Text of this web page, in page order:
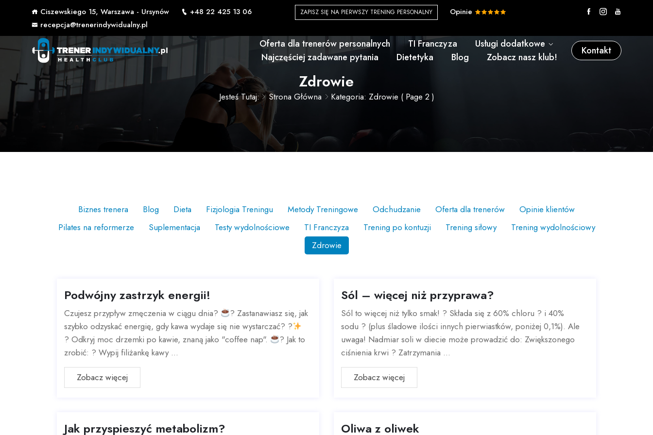
Ciszewskiego 15, Warszawa - Ursynów
+48 22 425 13 06
recepcja@trenerindywidualny.pl
ZAPISZ SIĘ NA PIERWSZY TRENING PERSONALNY Opinie
Oferta dla trenerów personalnych TI Franczyza
Usługi dodatkowe
Najczęściej zadawane pytania
Dietetyka Blog Zobacz nasz klub!
Kontakt
Zdrowie
Jesteś Tutaj: Strona Główna Kategoria: Zdrowie ( Page 2 )
Biznes trenera Blog Dieta Fizjologia Treningu Metody Treningowe Odchudzanie Oferta dla trenerów
Opinie klientów
Pilates na reformerze
Suplementacja Testy wydolnościowe TI Franczyza Trening po kontuzji Trening siłowy
Trening wydolnościowy
Zdrowie
Podwójny zastrzyk energii!
Czujesz przypływ zmęczenia w ciągu dnia?
? Zastanawiasz się, jak
szybko odzyskać energię, gdy kawa wydaje się nie wystarczać? ?
? Odkryj moc drzemki po kawie, znaną jako "coffee nap".
? Jak to
zrobić: ? Wypij filiżankę kawy ...
Zobacz więcej
Sól – więcej niż przyprawa?
Sól to więcej niż tylko smak! ? Składa się z 60% chloru ? i 40%
sodu ? (plus śladowe ilości innych pierwiastków, poniżej 0,1%). Ale
uwaga! Nadmiar soli w diecie może prowadzić do: Zwiększonego
ciśnienia krwi ? Zatrzymania ...
Zobacz więcej
Jak przyspieszyć metabolizm? Oliwa z oliwek